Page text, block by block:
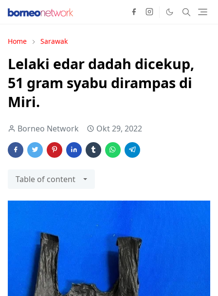
Home Sarawak
Lelaki edar dadah dicekup,
51 gram syabu dirampas di
Miri.
Borneo Network Okt 29, 2022
Table of content